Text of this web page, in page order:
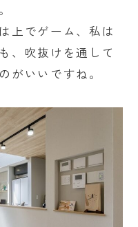
上でゲーム、私は
、吹抜けを通して
がいいですね。